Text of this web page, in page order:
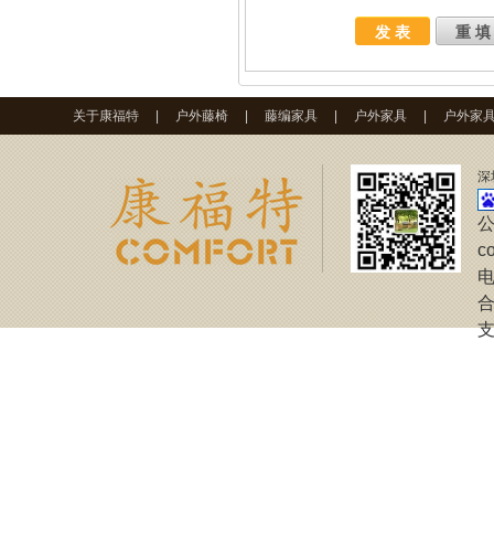
关于康福特 户外藤椅 藤编家具 户外家具 户外家
深